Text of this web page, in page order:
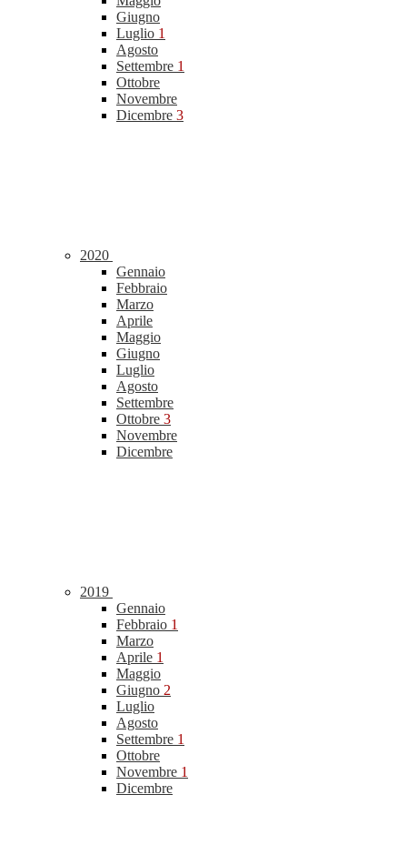
Giugno
Luglio 1
Agosto
Settembre 1
Ottobre
Novembre
Dicembre 3
2020
Gennaio
Febbraio
Marzo
Aprile
Maggio
Giugno
Luglio
Agosto
Settembre
Ottobre 3
Novembre
Dicembre
2019
Gennaio
Febbraio 1
Marzo
Aprile 1
Maggio
Giugno 2
Luglio
Agosto
Settembre 1
Ottobre
Novembre 1
Dicembre